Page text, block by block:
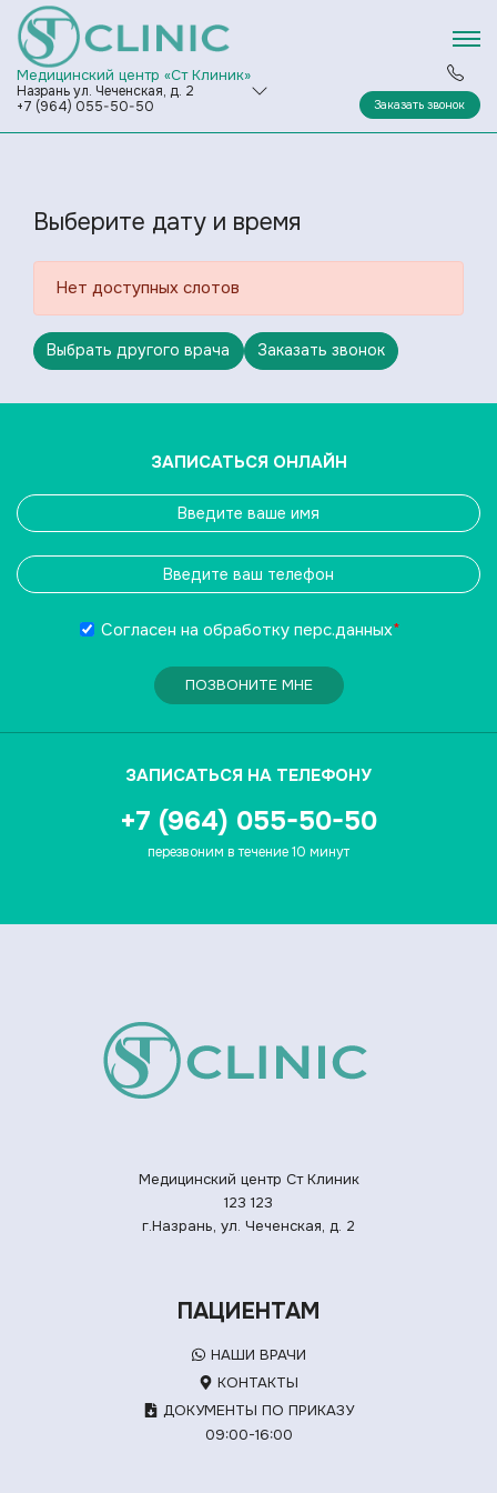
Медицинский центр «Ст Клиник»
Назрань ул. Чеченская, д. 2
+7 (964) 055-50-50
Заказать звонок
Выберите дату и время
Нет доступных слотов
Выбрать другого врача Заказать звонок
ЗАПИСАТЬСЯ ОНЛАЙН
Согласен на обработку перс.данных*
ПОЗВОНИТЕ МНЕ
ЗАПИСАТЬСЯ НА ТЕЛЕФОНУ
+7 (964) 055-50-50
перезвоним в течение 10 минут
Медицинский центр Ст Клиник
123 123
г.Назрань, ул. Чеченская, д. 2
ПАЦИЕНТАМ
НАШИ ВРАЧИ
КОНТАКТЫ
ДОКУМЕНТЫ ПО ПРИКАЗУ
09:00-16:00